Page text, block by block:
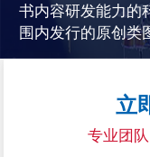
书内容研发能力的
围内发行的原创类
立
专业团